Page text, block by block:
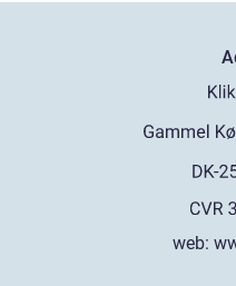
web: